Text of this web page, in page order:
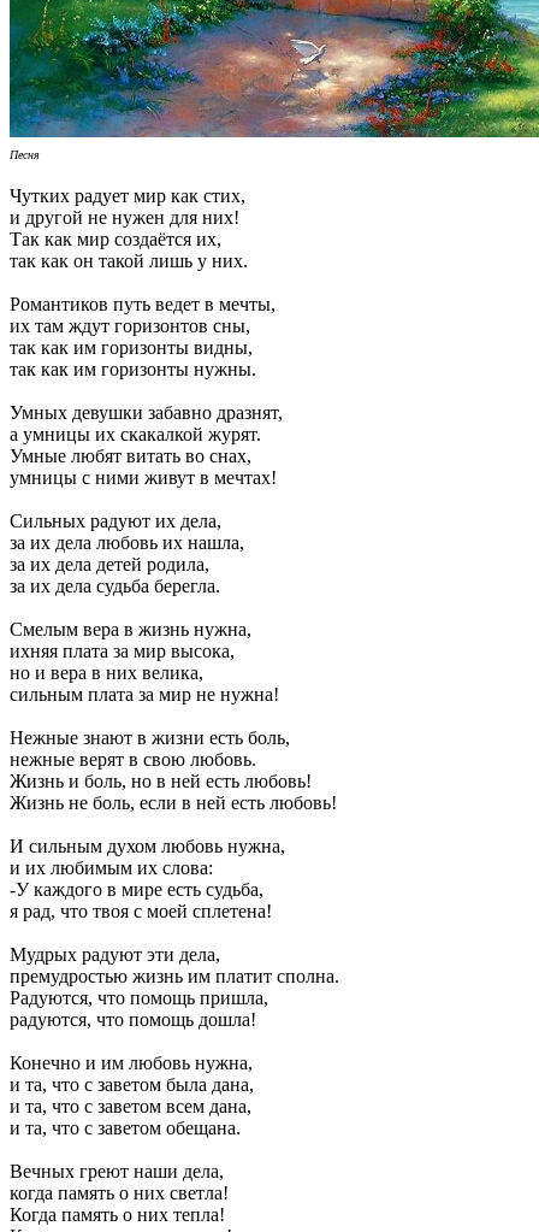
Песня
Чутких радует мир как стих,
и другой не нужен для них!
Так как мир создаётся их,
так как он такой лишь у них.
Романтиков путь ведет в мечты,
их там ждут горизонтов сны,
так как им горизонты видны,
так как им горизонты нужны.
Умных девушки забавно дразнят,
а умницы их скакалкой журят.
Умные любят витать во снах,
умницы с ними живут в мечтах!
Сильных радуют их дела,
за их дела любовь их нашла,
за их дела детей родила,
за их дела судьба берегла.
Смелым вера в жизнь нужна,
ихняя плата за мир высока,
но и вера в них велика,
сильным плата за мир не нужна!
Нежные знают в жизни есть боль,
нежные верят в свою любовь.
Жизнь и боль, но в ней есть любовь!
Жизнь не боль, если в ней есть любовь!
И сильным духом любовь нужна,
и их любимым их слова:
-У каждого в мире есть судьба,
я рад, что твоя с моей сплетена!
Мудрых радуют эти дела,
премудростью жизнь им платит сполна.
Радуются, что помощь пришла,
радуются, что помощь дошла!
Конечно и им любовь нужна,
и та, что с заветом была дана,
и та, что с заветом всем дана,
и та, что с заветом обещана.
Вечных греют наши дела,
когда память о них светла!
Когда память о них тепла!